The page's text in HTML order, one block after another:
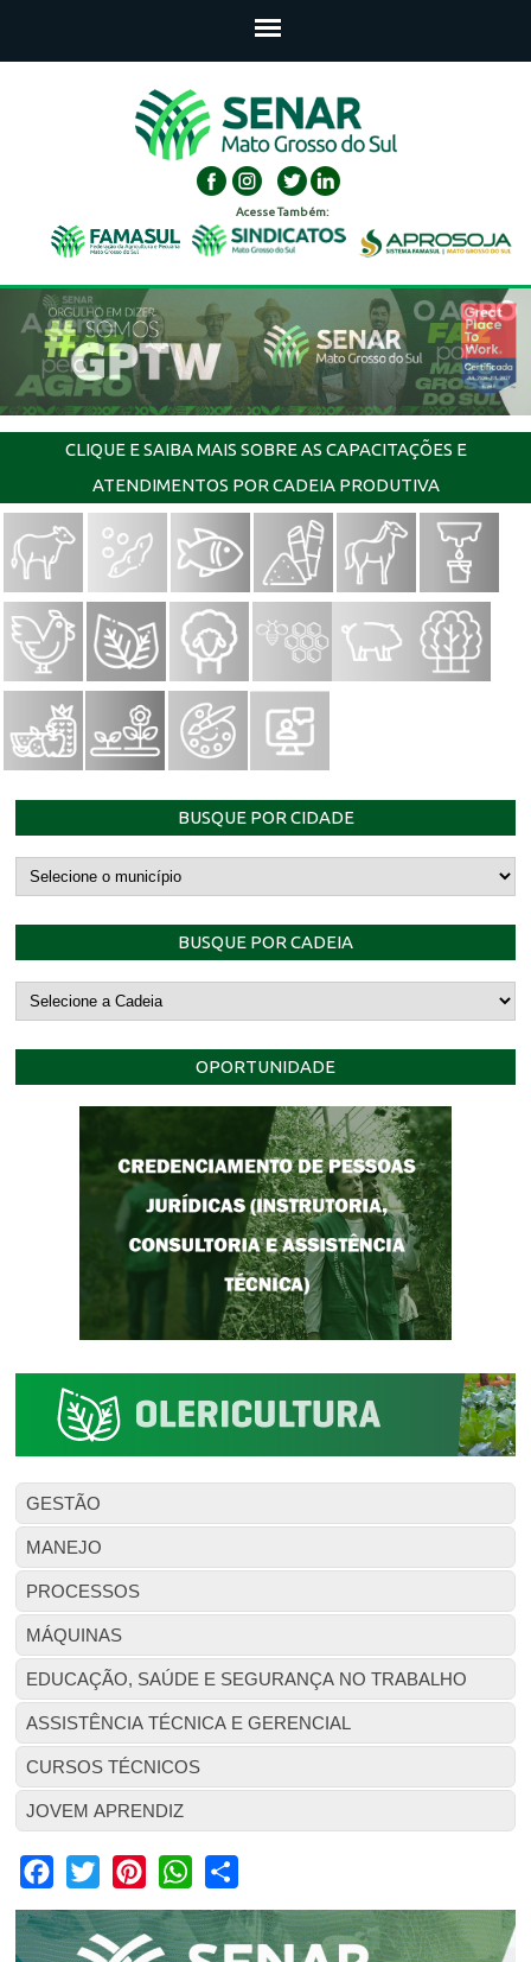
Acesse Também:
CLIQUE E SAIBA MAIS SOBRE AS CAPACITAÇÕES E
ATENDIMENTOS POR CADEIA PRODUTIVA
BUSQUE POR CIDADE
BUSQUE POR CADEIA
OPORTUNIDADE
GESTÃO
MANEJO
PROCESSOS
MÁQUINAS
EDUCAÇÃO, SAÚDE E SEGURANÇA NO TRABALHO
ASSISTÊNCIA TÉCNICA E GERENCIAL
CURSOS TÉCNICOS
JOVEM APRENDIZ
Facebook
Twitter PinterestWhatsApp